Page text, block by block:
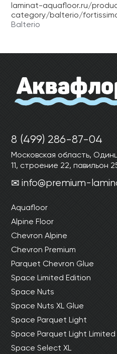
Ваши данные не будут
лицам
Ваши данные не будут
лицам
Ваши данные не будут
лицам
laminat-aquafloor.ru/
category/balterio/
Balterio
8 (499) 286-87-04
Московская область,
11, строение 22, павильон
info@premium-
Aquafloor
Alpine Floor
Chevron Alpine
Chevron Premium
Parquet Chevron Glue
Space Limited Edition
Space Nuts
Space Nuts XL Glue
Space Parquet Light
Space Parquet Light Limited
Space Select XL